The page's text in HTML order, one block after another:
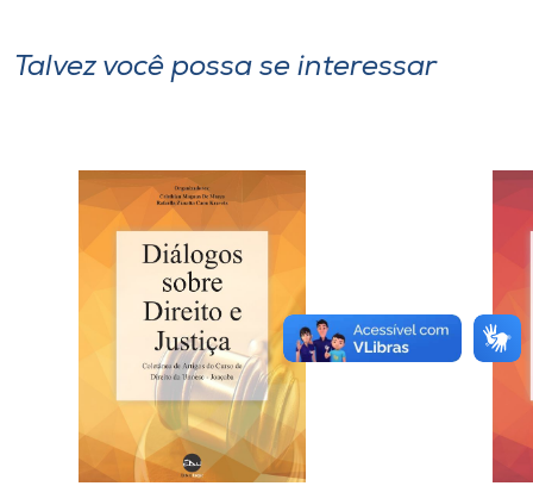
Talvez você possa se interessar